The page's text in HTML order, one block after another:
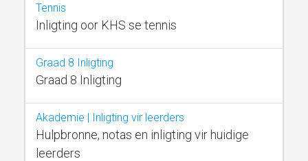
Tennis
Inligting oor KHS se tennis
Graad 8 Inligting
Graad 8 Inligting
Akademie | Inligting vir leerders
Hulpbronne, notas en inligting vir huidige
leerders